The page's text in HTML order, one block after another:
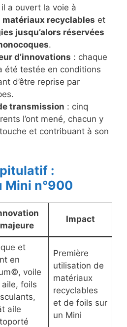
il a ouvert la voie à
matériaux recyclables et
jusqu’alors réservées
.
d’innovations : chaque
été testée en conditions
d’être reprise par
transmission : cinq
l’ont mené, chacun y
et contribuant à son
:
Mini n°900
majeure
Impact
et
en
voile
aile, foils
aile
Première
utilisation de
matériaux
recyclables
et de foils sur
un Mini